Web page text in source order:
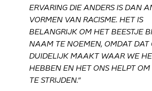
ERVARING DIE ANDERS IS DAN
VORMEN VAN RACISME. HET IS
BELANGRIJK OM HET BEESTJE
NAAM TE NOEMEN, OMDAT DAT
DUIDELIJK MAAKT WAAR WE
HEBBEN EN HET ONS HELPT OM
TE STRIJDEN."